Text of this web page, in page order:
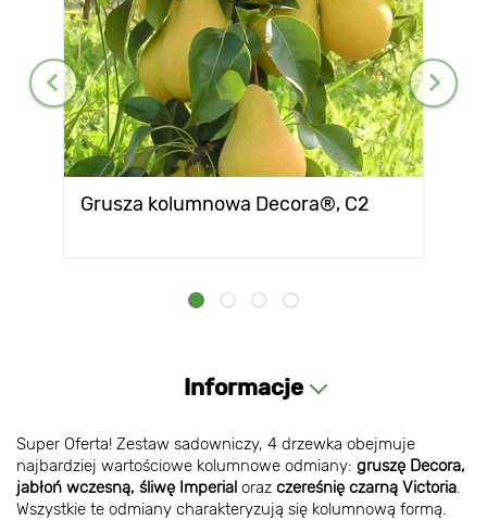
Grusza kolumnowa Decora®, C2
Informacje
Super Oferta! Zestaw sadowniczy, 4 drzewka obejmuje
najbardziej wartościowe kolumnowe odmiany: gruszę Decora,
jabłoń wczesną, śliwę Imperial oraz czereśnię czarną Victoria.
Wszystkie te odmiany charakteryzują się kolumnową formą.